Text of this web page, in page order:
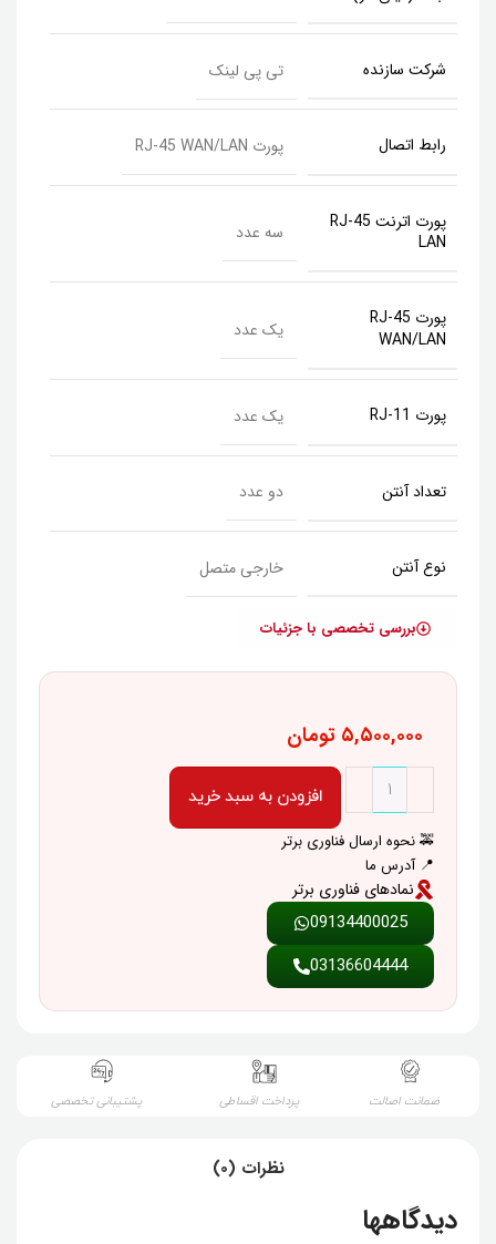
شرکت سازنده تی پی لینک
رابط‌ اتصال پورت RJ-45 WAN/LAN
پورت اترنت RJ-45
LAN
سه عدد
پورت RJ-45
WAN/LAN
یک عدد
پورت RJ-11 یک عدد
تعداد آنتن دو عدد
نوع آنتن خارجی متصل
بررسی تخصصی با جزئیات
۵,۵۰۰,۰۰۰ تومان
افزودن به سبد خرید
🚕 نحوه ارسال فناوری برتر
📍 آدرس ما
نمادهای فناوری برتر
09134400025
03136604444
ضمانت اصالت پرداخت اقساطی پشتیبانی تخصصی
نظرات (0)
دیدگاهها